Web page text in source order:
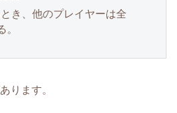
き、他のプレイヤーは全
ります。